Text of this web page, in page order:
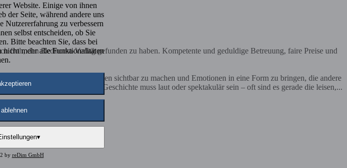
den Rediroma-Verlag gefunden zu haben. Kompetente und geduldige Betreuung, faire Preise und
Es ist ein Weg, Gedanken sichtbar zu machen und Emotionen in eine Form zu bringen, die andere
stehen. Nicht jede Geschichte muss laut oder spektakulär sein – oft sind es gerade die leisen,...
Website. Einige von ihnen
der Seite, während andere uns
Nutzererfahrung zu verbessern
selbst entscheiden, ob Sie
Bitte beachten Sie, dass bei
mehr alle Funktionalitäten
▾
by reDim GmbH